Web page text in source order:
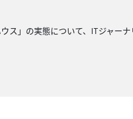
ス」の実態について、ITジャー